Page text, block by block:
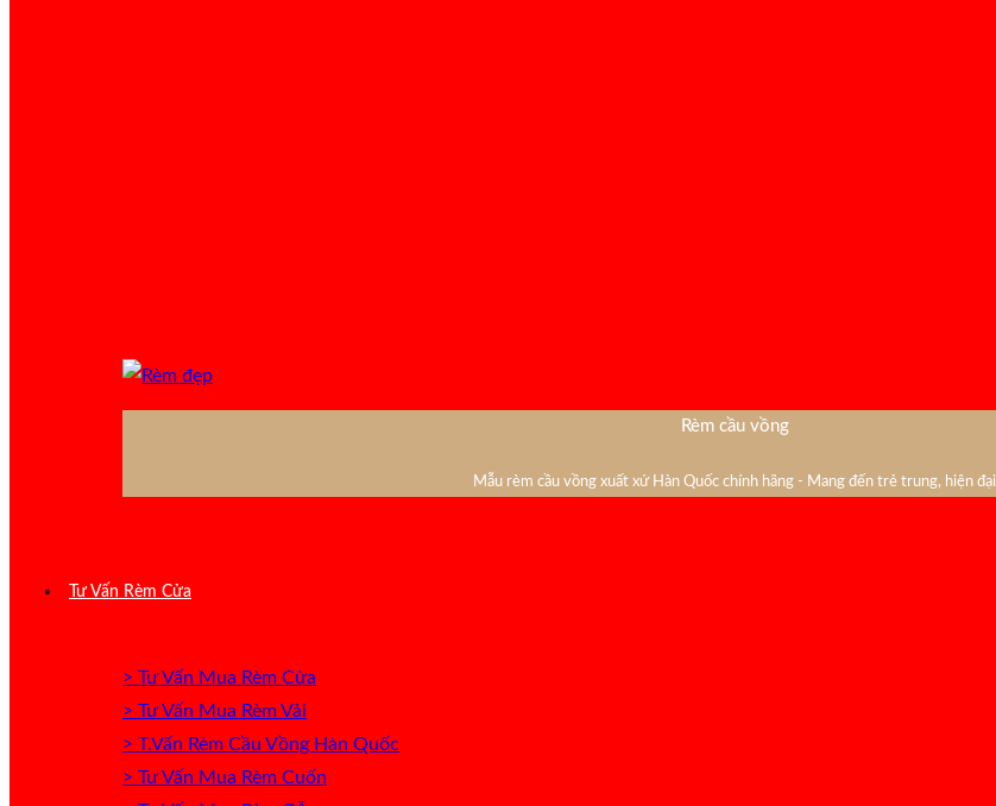
Rèm cầu vồng
Mẫu rèm cầu vồng xuất xứ Hàn Quốc chính hãng - Mang đến trẻ trung, hiện đại
Tư Vấn Rèm Cửa
> Tư Vấn Mua Rèm Cửa
> Tư Vấn Mua Rèm Vải
> T.Vấn Rèm Cầu Vồng Hàn Quốc
> Tư Vấn Mua Rèm Cuốn